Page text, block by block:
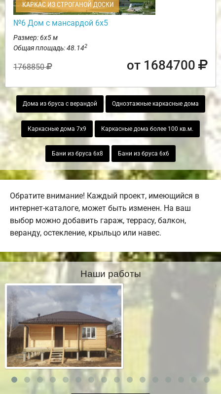
КАРКАС ИЗ СТРОГАНОЙ ДОСКИ
№6 Дом с мансардой 6х5
Размер: 6х5 м
Общая площадь: 48.142
1768850 от 1684700
Дома из бруса с верандой Одноэтажные каркасные дома
Каркасные дома 7х9 Каркасные дома более 100 кв.м.
Бани из бруса 6х8 Бани из бруса 6х6
Обратите внимание! Каждый проект, имеющийся в
интернет-каталоге, может быть изменен. На ваш
выбор можно добавить гараж, террасу, балкон,
веранду, остекление, крыльцо или навес.
Наши работы